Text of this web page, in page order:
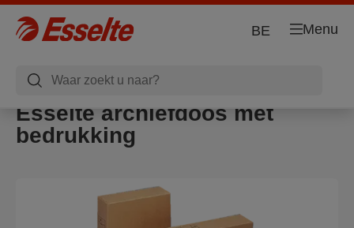
Menu
BE
Esselte archiefdoos met
bedrukking